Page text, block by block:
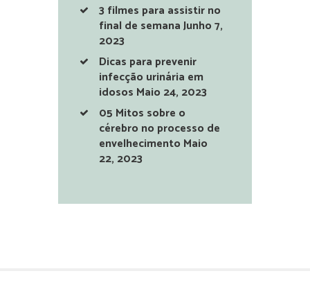
3 filmes para assistir no
final de semanaJunho 7,
2023
Dicas para prevenir
infecção urinária em
idosos Maio 24, 2023
05 Mitos sobre o
cérebro no processo de
envelhecimento Maio
22, 2023